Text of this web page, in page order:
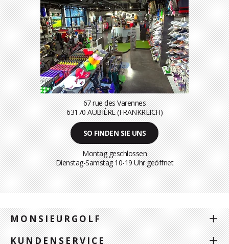
67 rue des Varennes
63170 AUBIÈRE (FRANKREICH)
SO FINDEN SIE UNS
Montag geschlossen
Dienstag-Samstag 10-19 Uhr geöffnet
MONSIEURGOLF
KUNDENSERVICE